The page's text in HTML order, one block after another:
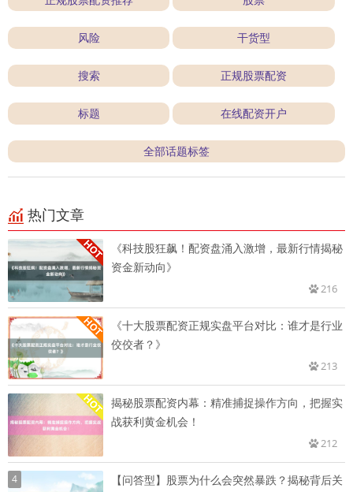
风险 干货型
搜索 正规股票配资
标题 在线配资开户
全部话题标签
热门文章
《科技股狂飙！配资盘涌入激增，最新行情揭秘
资金新动向》
216
《十大股票配资正规实盘平台对比：谁才是行业
佼佼者？》
213
揭秘股票配资内幕：精准捕捉操作方向，把握实
战获利黄金机会！
212
4
【问答型】股票为什么会突然暴跌？揭秘背后关